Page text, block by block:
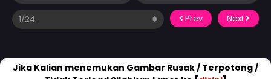
Prev Next
Jika Kalian menemukan Gambar Rusak / Terpotong /